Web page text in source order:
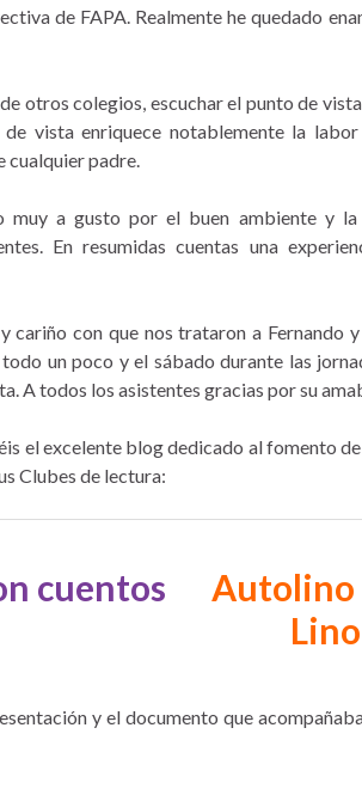
de FAPA. Realmente he quedado
otros colegios, escuchar el punto de
vista enriquece notablemente la
cualquier padre.
muy a gusto por el buen ambiente y la
En resumidas cuentas una
con que nos trataron a Fernando
un poco y el sábado durante las
A todos los asistentes gracias por su
el excelente blog dedicado al fomento
Clubes de lectura:
cuentos
Autolino
Lino
y el documento que